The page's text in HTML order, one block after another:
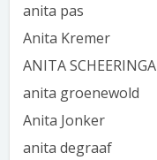
anita pas
Anita Kremer
ANITA SCHEERINGA
anita groenewold
Anita Jonker
anita degraaf